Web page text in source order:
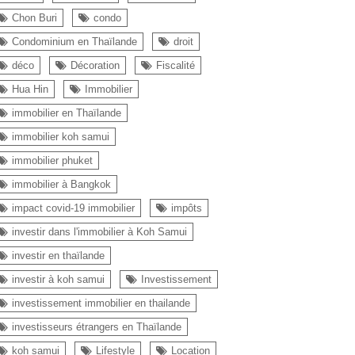
Chon Buri
condo
Condominium en Thaïlande
droit
déco
Décoration
Fiscalité
Hua Hin
Immobilier
immobilier en Thaïlande
immobilier koh samui
immobilier phuket
immobilier à Bangkok
impact covid-19 immobilier
impôts
investir dans l'immobilier à Koh Samui
investir en thaïlande
investir à koh samui
Investissement
investissement immobilier en thailande
investisseurs étrangers en Thaïlande
koh samui
Lifestyle Location